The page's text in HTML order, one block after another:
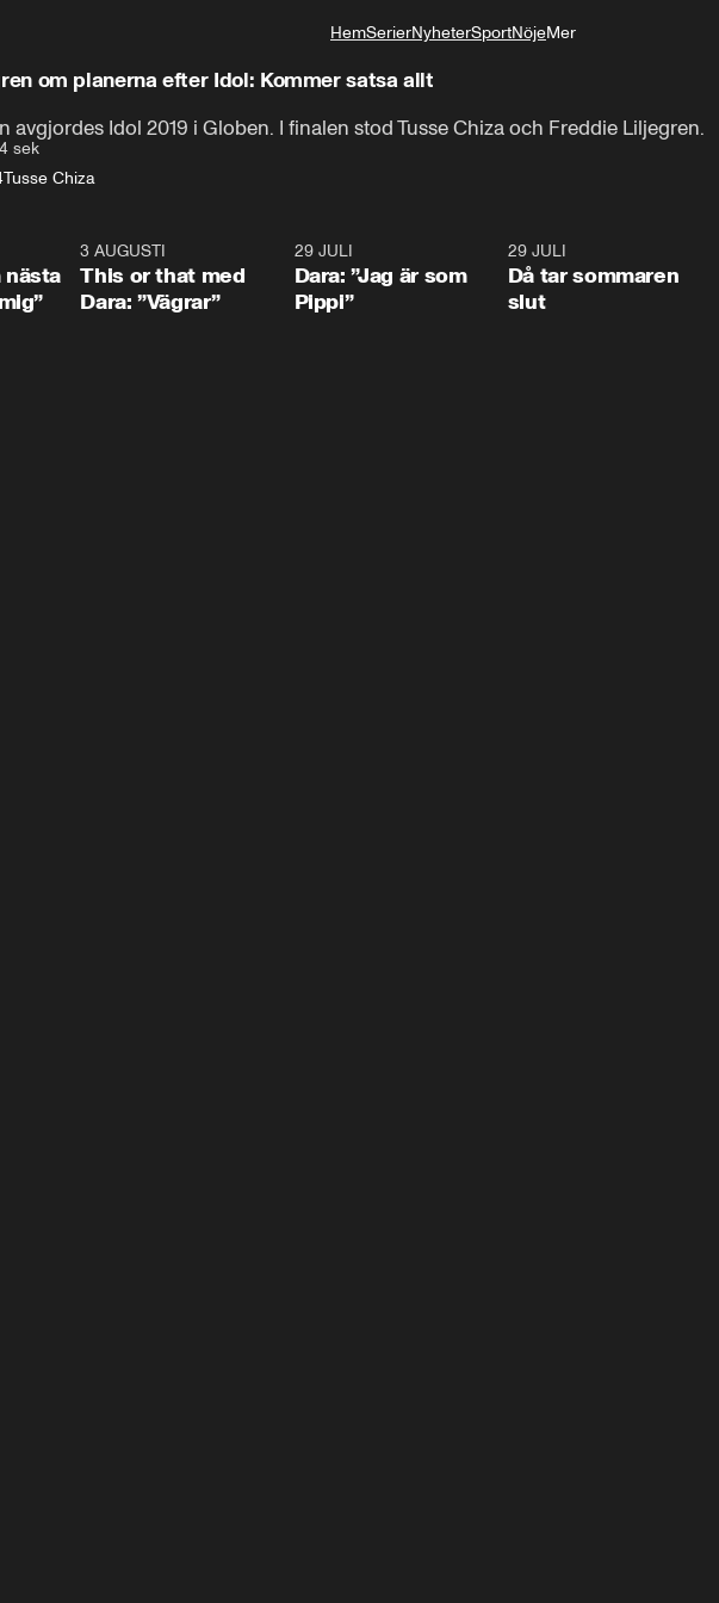
HemSerierNyheterSportNöjeMer
om planerna efter Idol: Kommer satsa allt
avgjordes Idol 2019 i Globen. I finalen stod Tusse Chiza och Freddie Liljegren.
sek
Tusse Chiza
0:24
nästa
3 AUGUSTI
This or that med
Dara: ”Vägrar”
29 JULI
Dara: ”Jag är som
Pippi”
29 JULI
Då tar sommaren
slut